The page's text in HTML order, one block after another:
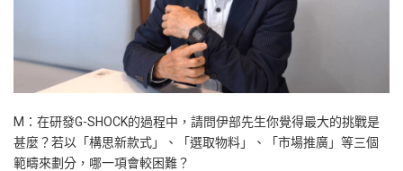
M：在研發G-SHOCK的過程中，請問伊部先生你覺得最大的挑戰是
甚麼？若以「構思新款式」、「選取物料」、「市場推廣」等三個
範疇來劃分，哪一項會較困難？